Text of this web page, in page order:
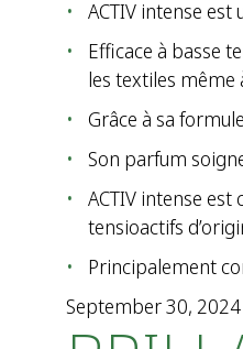
ACTIV intense
Efficace à basse
les textiles même
Grâce à sa
Son parfum
ACTIV intense
tensioactifs
Principalement
September 30, 2024